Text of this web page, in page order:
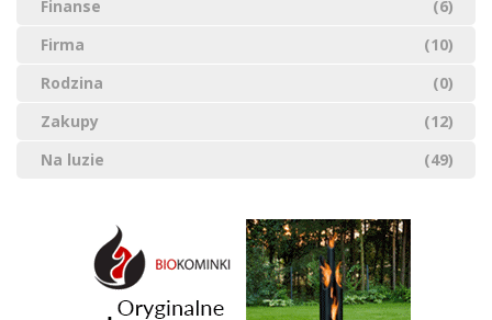
Finanse
(6)
Firma
(10)
Rodzina
(0)
Zakupy
(12)
Na luzie
(49)